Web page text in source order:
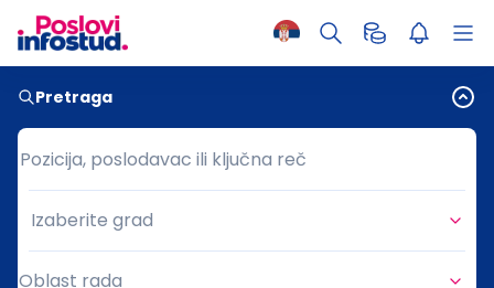
Pretraga
Pozicija, poslodavac ili ključna reč
Pozicija, poslodavac ili ključna reč
Grad
Izaberite grad
Oblast rada